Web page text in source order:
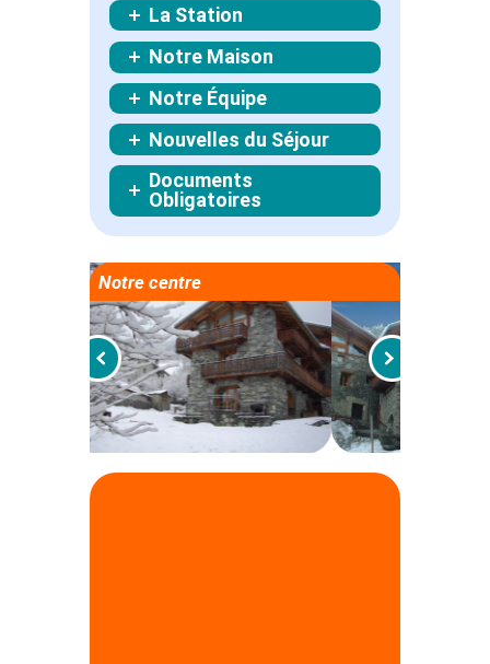
La Station
Notre Maison
Notre Équipe
Nouvelles du Séjour
Documents
Obligatoires
Notre centre